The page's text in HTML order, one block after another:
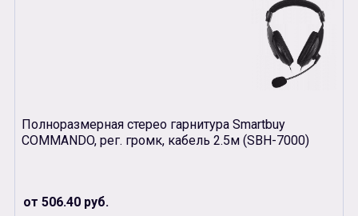
Полноразмерная стерео гарнитура Smartbuy
COMMANDO, рег. громк, кабель 2.5м (SBH-7000)
от 506.40 руб.